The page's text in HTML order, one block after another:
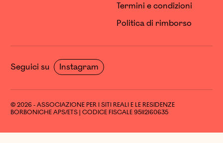
Termini e condizioni
Politica di rimborso
Seguici su Instagram
© 2026 - ASSOCIAZIONE PER I SITI REALI E LE RESIDENZE
BORBONICHE APS/ETS | CODICE FISCALE 95112160635